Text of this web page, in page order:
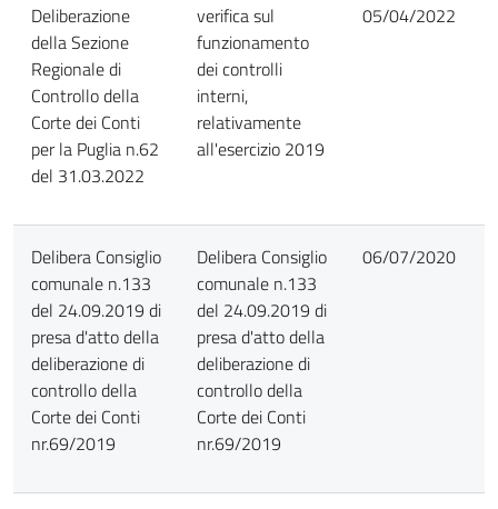
Deliberazione
della Sezione
Regionale di
Controllo della
Corte dei Conti
per la Puglia n.62
del 31.03.2022
verifica sul
funzionamento
dei controlli
interni,
relativamente
all'esercizio 2019
05/04/2022
Delibera Consiglio
comunale n.133
del 24.09.2019 di
presa d'atto della
deliberazione di
controllo della
Corte dei Conti
nr.69/2019
Delibera Consiglio
comunale n.133
del 24.09.2019 di
presa d'atto della
deliberazione di
controllo della
Corte dei Conti
nr.69/2019
06/07/2020